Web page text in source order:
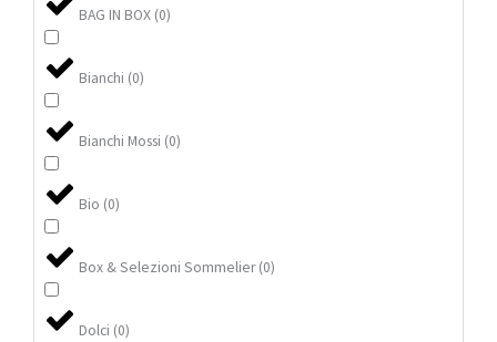
BAG IN BOX (0)
Bianchi (0)
Bianchi Mossi (0)
Bio (0)
Box & Selezioni Sommelier (0)
Dolci (0)